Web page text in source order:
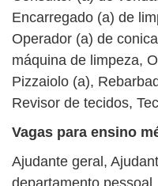
Encarregado (a) de
Operador (a) de
máquina de limpeza,
Pizzaiolo (a),
Revisor de tecidos,
Vagas para ensino
Ajudante geral,
departamento